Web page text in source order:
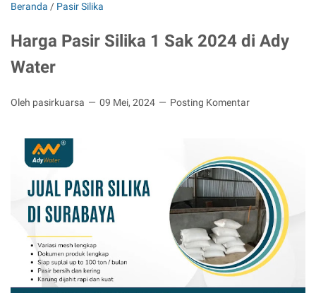
Beranda / Pasir Silika
Harga Pasir Silika 1 Sak 2024 di Ady
Water
Oleh pasirkuarsa 09 Mei, 2024 Posting Komentar